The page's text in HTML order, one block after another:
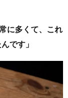
に多くて、これ
です」